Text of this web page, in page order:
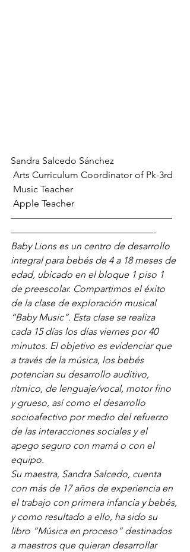
Sandra Salcedo Sánchez
Arts Curriculum Coordinator of Pk-3rd
Music Teacher
Apple Teacher
—————————————————
———————————————-
Baby Lions es un centro de desarrollo
integral para bebés de 4 a 18 meses de
edad, ubicado en el bloque 1 piso 1
de preescolar. Compartimos el éxito
de la clase de exploración musical
“Baby Music”. Esta clase se realiza
cada 15 días los días viernes por 40
minutos. El objetivo es evidenciar que
a través de la música, los bebés
potencian su desarrollo auditivo,
rítmico, de lenguaje/vocal, motor fino
y grueso, así como el desarrollo
socioafectivo por medio del refuerzo
de las interacciones sociales y el
apego seguro con mamá o con el
equipo.
Su maestra, Sandra Salcedo, cuenta
con más de 17 años de experiencia en
el trabajo con primera infancia y bebés,
y como resultado a ello, ha sido su
libro “Música en proceso” destinados
a maestros que quieran desarrollar